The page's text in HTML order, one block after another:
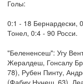
Голы:
0:1 - 18 Бернардески,
Тонел, 0:4 - 90 Росси.
"Белененсеш": Угу
Жералдеш, Гонсалу
78), Рубен Пинту,